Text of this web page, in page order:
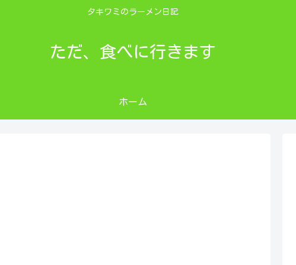
タキワミのラーメン日記
ただ、食べに行きます
ホーム